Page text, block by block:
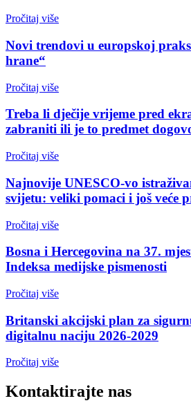
Pročitaj više
Novi trendovi u europskoj
hrane“
Pročitaj više
Treba li dječije vrijeme pred
zabraniti ili je to predmet
Pročitaj više
Najnovije UNESCO-vo
svijetu: veliki pomaci i još veće
Pročitaj više
Bosna i Hercegovina na 37.
Indeksa medijske pismenosti
Pročitaj više
Britanski akcijski plan za
digitalnu naciju 2026-2029
Pročitaj više
Kontaktirajte nas